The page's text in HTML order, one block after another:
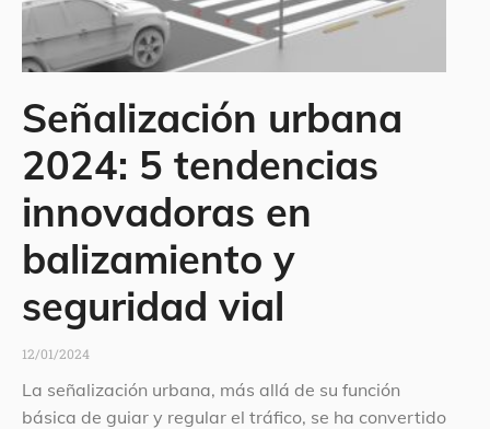
Señalización urbana
2024: 5 tendencias
innovadoras en
balizamiento y
seguridad vial
12/01/2024
La señalización urbana, más allá de su función
básica de guiar y regular el tráfico, se ha convertido